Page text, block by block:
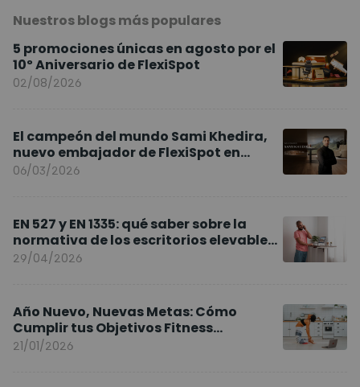
Nuestros blogs más populares
5 promociones únicas en agosto por el
10º Aniversario de FlexiSpot
02/08/2026
El campeón del mundo Sami Khedira,
nuevo embajador de FlexiSpot en
Europa
06/03/2026
EN 527 y EN 1335: qué saber sobre la
normativa de los escritorios elevables
y sillas ergonómicas
29/04/2026
Año Nuevo, Nuevas Metas: Cómo
Cumplir tus Objetivos Fitness
Entrenando en Casa
21/01/2026